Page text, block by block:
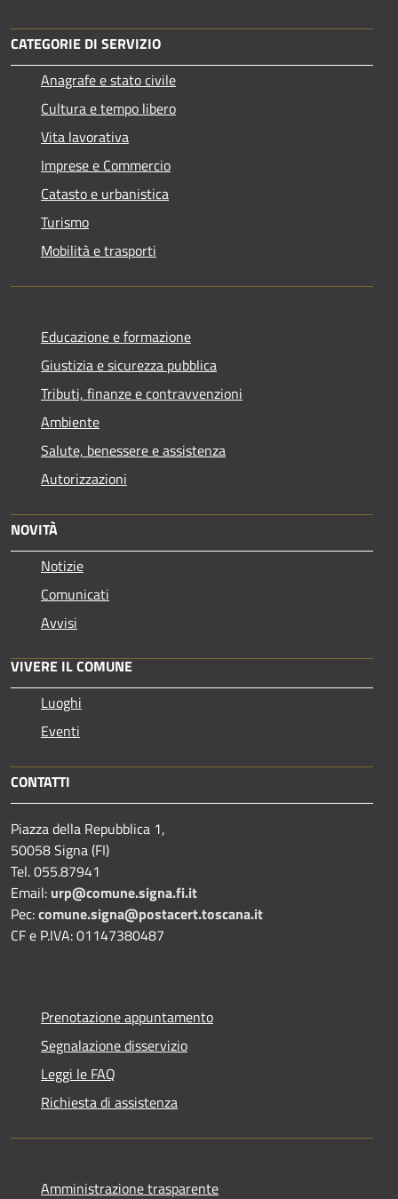
CATEGORIE DI SERVIZIO
Anagrafe e stato civile
Cultura e tempo libero
Vita lavorativa
Imprese e Commercio
Catasto e urbanistica
Turismo
Mobilità e trasporti
Educazione e formazione
Giustizia e sicurezza pubblica
Tributi, finanze e contravvenzioni
Ambiente
Salute, benessere e assistenza
Autorizzazioni
NOVITÀ
Notizie
Comunicati
Avvisi
VIVERE IL COMUNE
Luoghi
Eventi
CONTATTI
Piazza della Repubblica 1,
50058 Signa (FI)
Tel. 055.87941
Email: urp@comune.signa.fi.it
Pec:comune.signa@postacert.toscana.it
CF e P.IVA: 01147380487
Prenotazione appuntamento
Segnalazione disservizio
Leggi le FAQ
Richiesta di assistenza
Amministrazione trasparente